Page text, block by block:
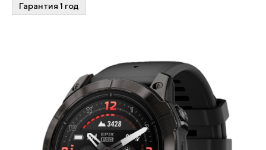
Гарантия 1 год